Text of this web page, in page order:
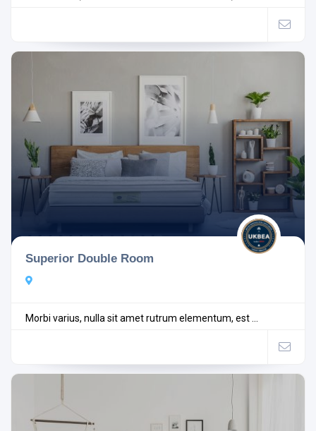
Superior Double Room
Morbi varius, nulla sit amet rutrum elementum, est ...